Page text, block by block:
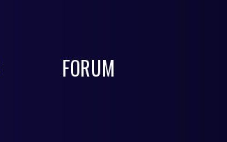
FORUM